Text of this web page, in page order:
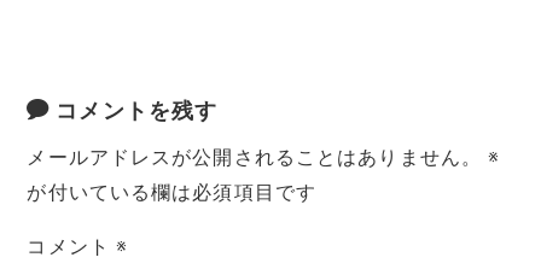
コメントを残す
メールアドレスが公開されることはありません。
※
が付いている欄は必須項目です
コメント※